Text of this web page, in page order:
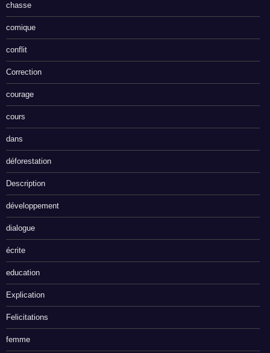
chasse
comique
conflit
Correction
courage
cours
dans
déforestation
Description
développement
dialogue
écrite
education
Explication
Felicitations
femme